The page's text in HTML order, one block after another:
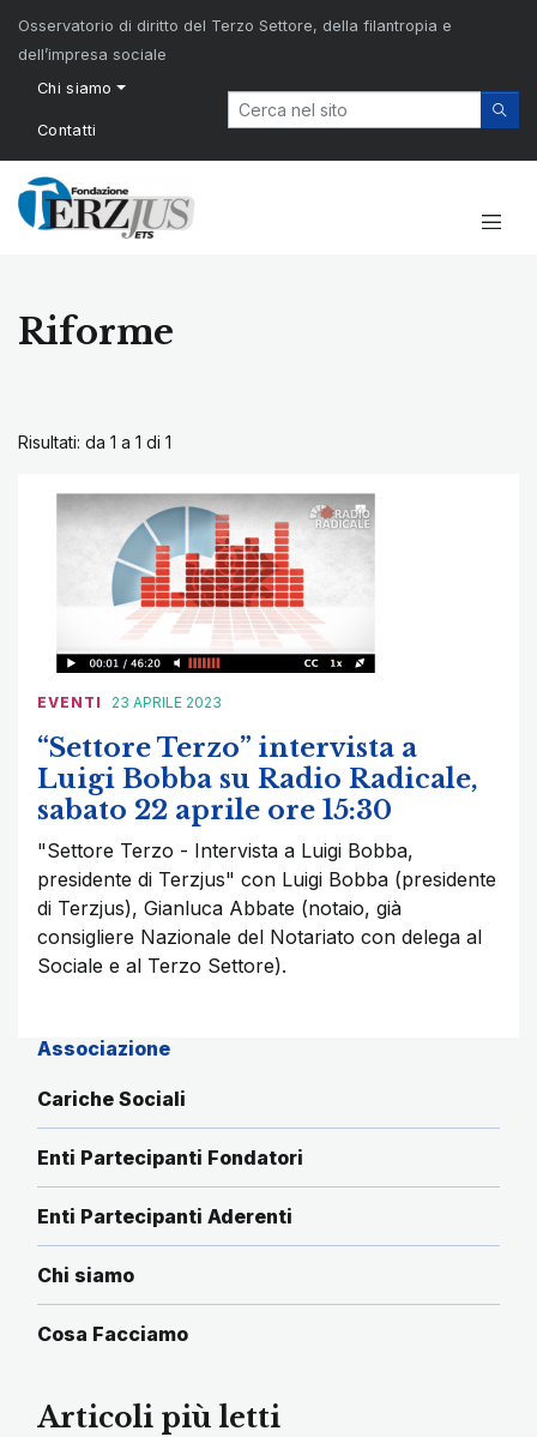
Osservatorio di diritto del Terzo Settore, della filantropia e
dell’impresa sociale
Chi siamo
Contatti
Riforme
Risultati: da 1 a 1 di 1
EVENTI 23 APRILE 2023
“Settore Terzo” intervista a
Luigi Bobba su Radio Radicale,
sabato 22 aprile ore 15:30
"Settore Terzo - Intervista a Luigi Bobba,
presidente di Terzjus" con Luigi Bobba (presidente
di Terzjus), Gianluca Abbate (notaio, già
consigliere Nazionale del Notariato con delega al
Sociale e al Terzo Settore).
Associazione
Cariche Sociali
Enti Partecipanti Fondatori
Enti Partecipanti Aderenti
Chi siamo
Cosa Facciamo
Articoli più letti